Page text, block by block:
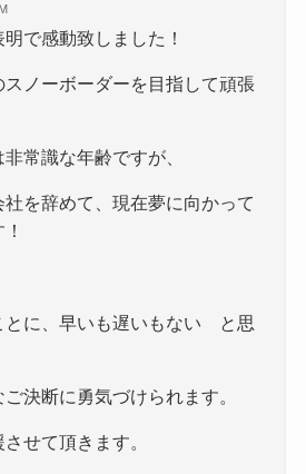
で感動致しました！
ノーボーダーを目指して頑張
常識な年齢ですが、
社を辞めて、現在夢に向かって
とに、早いも遅いもない と思
決断に勇気づけられます。
せて頂きます。